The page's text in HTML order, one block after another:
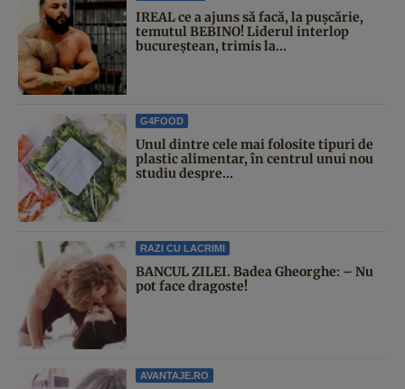
IREAL ce a ajuns să facă, la pușcărie,
temutul BEBINO! Liderul interlop
bucureștean, trimis la...
G4FOOD
Unul dintre cele mai folosite tipuri de
plastic alimentar, în centrul unui nou
studiu despre...
RAZI CU LACRIMI
BANCUL ZILEI. Badea Gheorghe: – Nu
pot face dragoste!
AVANTAJE.RO